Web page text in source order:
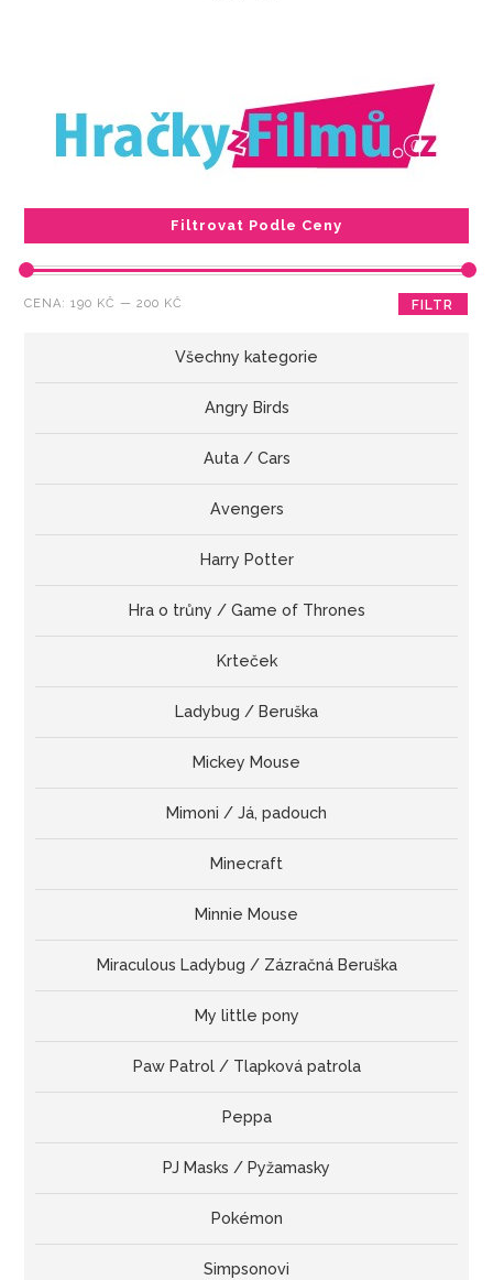
Filtrovat Podle Ceny
Minimální
Maximální
FILTR
CENA:190 KČ —200 KČ
Všechny kategorie
Angry Birds
Auta / Cars
Avengers
Harry Potter
Hra o trůny / Game of Thrones
Krteček
Ladybug / Beruška
Mickey Mouse
Mimoni / Já, padouch
Minecraft
Minnie Mouse
Miraculous Ladybug / Zázračná Beruška
My little pony
Paw Patrol / Tlapková patrola
Peppa
PJ Masks / Pyžamasky
Pokémon
Simpsonovi